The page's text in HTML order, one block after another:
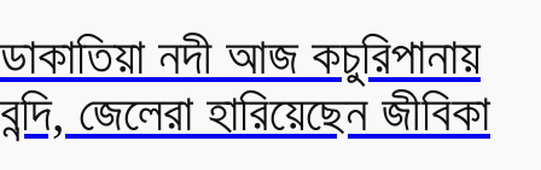
ডাকাতিয়া নদী আজ কচুরিপানায়
বন্দি, জেলেরা হারিয়েছেন জীবিকা